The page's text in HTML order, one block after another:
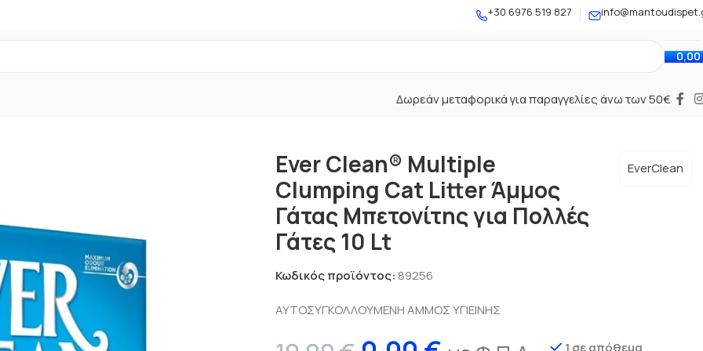
+30 6976 519 827
0,00
Δωρεάν μεταφορικά για παραγγελίες άνω των 50€
Άμμος Γάτας Μπετονίτης για Πολλές Γάτες 10 Lt
Ever Clean® Multiple
Clumping Cat Litter Άμμος
Γάτας Μπετονίτης για Πολλές
Γάτες 10 Lt
EverClean
Κωδικός προϊόντος: 89256
ΑΥΤΟΣΥΓΚΟΛΛΟΥΜΕΝΗ ΑΜΜΟΣ ΥΓΙΕΙΝΗΣ
1 σε απόθεμα